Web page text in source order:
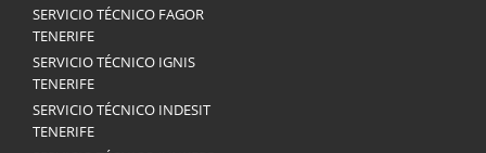
SERVICIO TÉCNICO FAGOR
TENERIFE
SERVICIO TÉCNICO IGNIS
TENERIFE
SERVICIO TÉCNICO INDESIT
TENERIFE